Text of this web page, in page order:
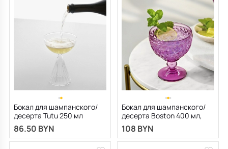
Бокал для шампанского/
десерта Tutu 250 мл
86.50 BYN
Бокал для шампанского/
десерта Boston 400 мл,
ягодный
108 BYN